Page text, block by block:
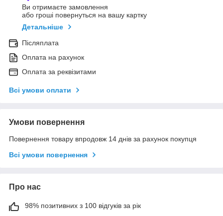
Ви отримаєте замовлення
або гроші повернуться на вашу картку
Детальніше
Післяплата
Оплата на рахунок
Оплата за реквізитами
Всі умови оплати
Умови повернення
Повернення товару впродовж 14 днів за рахунок покупця
Всі умови повернення
Про нас
98% позитивних з 100 відгуків за рік